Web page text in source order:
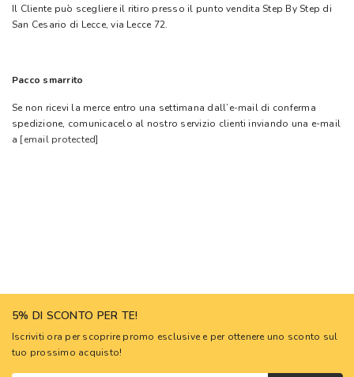
Il Cliente può scegliere il ritiro presso il punto vendita Step By Step di
San Cesario di Lecce, via Lecce 72.
Pacco smarrito
Se non ricevi la merce entro una settimana dall’e-mail di conferma
spedizione, comunicacelo al nostro servizio clienti inviando una e-mail
a [email protected]
5% DI SCONTO PER TE!
Iscriviti ora per scoprire promo esclusive e per ottenere uno sconto sul
tuo prossimo acquisto!